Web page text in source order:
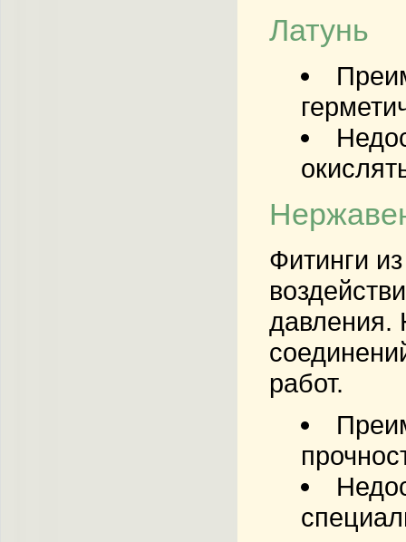
Латунь
Фитинги
давления.
работ.